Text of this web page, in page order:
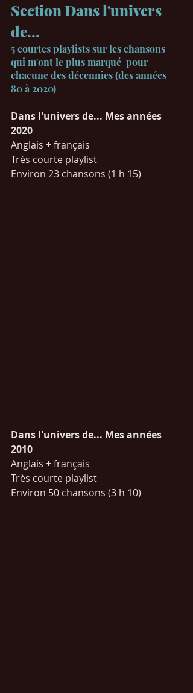
Section Dans l'univers
de...
5 courtes playlists sur les chansons
qui m'ont le plus marqué  pour
chacune des décennies (des années
80 à 2020)
Dans l'univers de... Mes années
2020
Anglais + français
Très courte playlist
Environ 23 chansons (1 h 15)
Dans l'univers de... Mes années
2010
Anglais + français
Très courte playlist
Environ 50 chansons (3 h 10)